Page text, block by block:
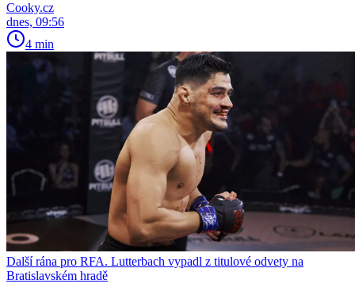
Cooky.cz
dnes, 09:56
4 min
Další rána pro RFA. Lutterbach vypadl z titulové odvety na
Bratislavském hradě